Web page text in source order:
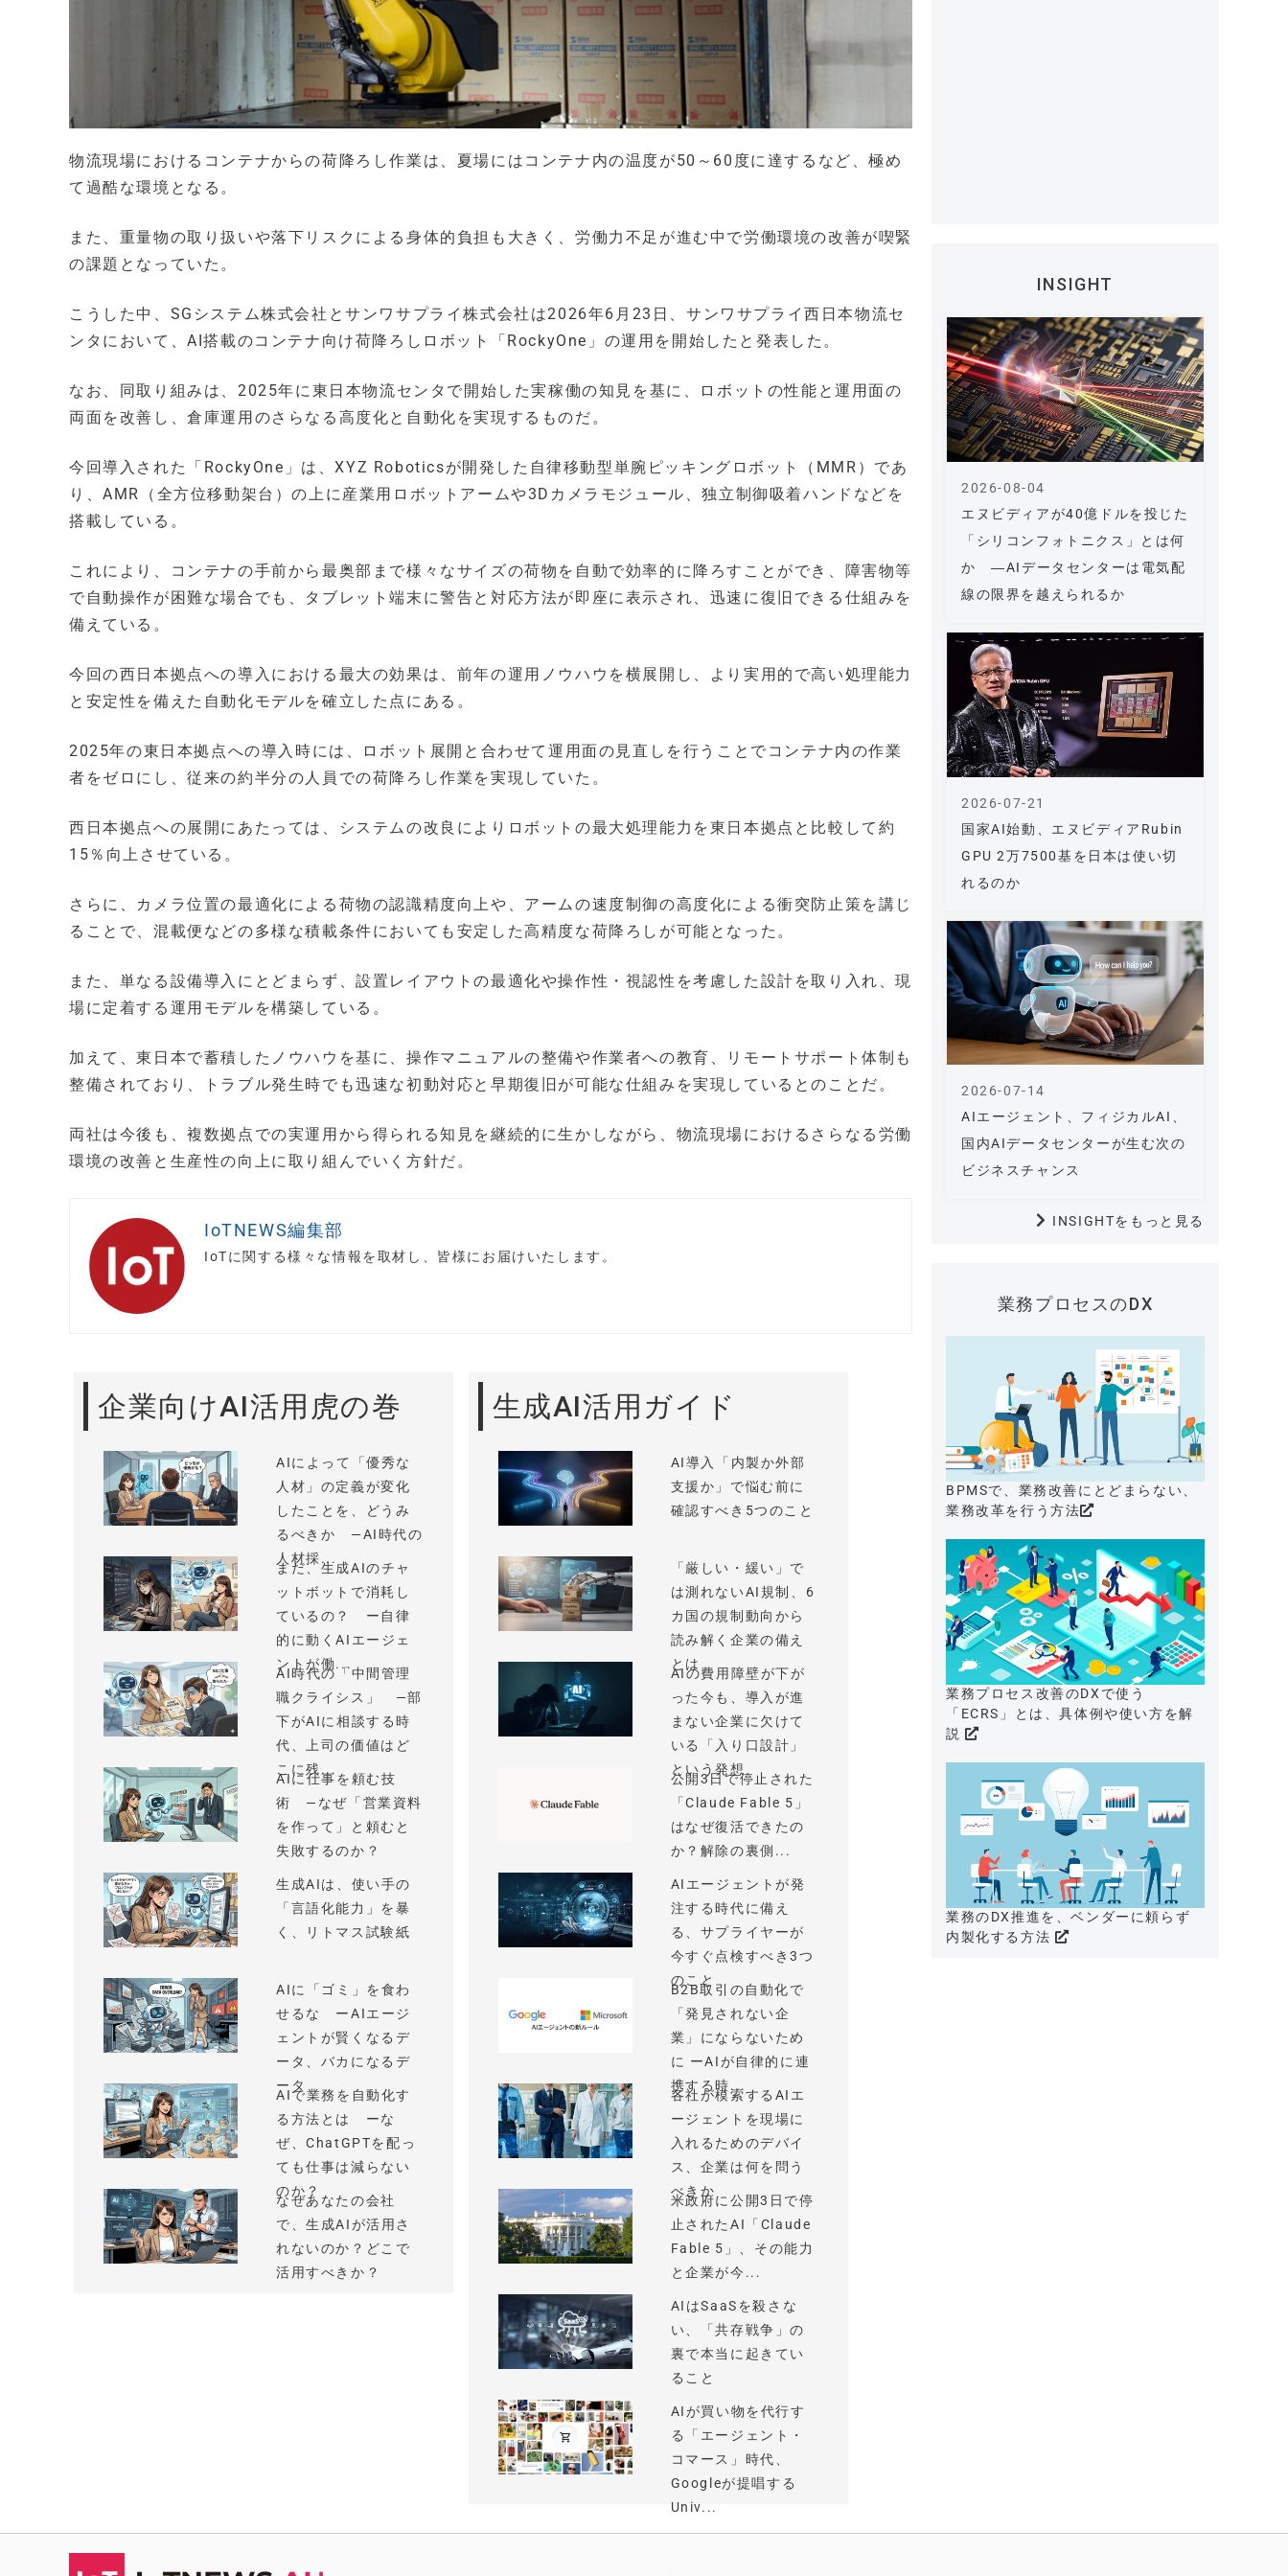
物流現場におけるコンテナからの荷降ろし作業は、夏場にはコンテナ内の温度が50～60度に達するなど、極め
て過酷な環境となる。
また、重量物の取り扱いや落下リスクによる身体的負担も大きく、労働力不足が進む中で労働環境の改善が喫緊
の課題となっていた。
こうした中、SGシステム株式会社とサンワサプライ株式会社は2026年6月23日、サンワサプライ西日本物流セ
ンタにおいて、AI搭載のコンテナ向け荷降ろしロボット「RockyOne」の運用を開始したと発表した。
なお、同取り組みは、2025年に東日本物流センタで開始した実稼働の知見を基に、ロボットの性能と運用面の
両面を改善し、倉庫運用のさらなる高度化と自動化を実現するものだ。
今回導入された「RockyOne」は、XYZ Roboticsが開発した自律移動型単腕ピッキングロボット（MMR）であ
り、AMR（全方位移動架台）の上に産業用ロボットアームや3Dカメラモジュール、独立制御吸着ハンドなどを
搭載している。
これにより、コンテナの手前から最奥部まで様々なサイズの荷物を自動で効率的に降ろすことができ、障害物等
で自動操作が困難な場合でも、タブレット端末に警告と対応方法が即座に表示され、迅速に復旧できる仕組みを
備えている。
今回の西日本拠点への導入における最大の効果は、前年の運用ノウハウを横展開し、より実用的で高い処理能力
と安定性を備えた自動化モデルを確立した点にある。
2025年の東日本拠点への導入時には、ロボット展開と合わせて運用面の見直しを行うことでコンテナ内の作業
者をゼロにし、従来の約半分の人員での荷降ろし作業を実現していた。
西日本拠点への展開にあたっては、システムの改良によりロボットの最大処理能力を東日本拠点と比較して約
15％向上させている。
さらに、カメラ位置の最適化による荷物の認識精度向上や、アームの速度制御の高度化による衝突防止策を講じ
ることで、混載便などの多様な積載条件においても安定した高精度な荷降ろしが可能となった。
また、単なる設備導入にとどまらず、設置レイアウトの最適化や操作性・視認性を考慮した設計を取り入れ、現
場に定着する運用モデルを構築している。
加えて、東日本で蓄積したノウハウを基に、操作マニュアルの整備や作業者への教育、リモートサポート体制も
整備されており、トラブル発生時でも迅速な初動対応と早期復旧が可能な仕組みを実現しているとのことだ。
両社は今後も、複数拠点での実運用から得られる知見を継続的に生かしながら、物流現場におけるさらなる労働
環境の改善と生産性の向上に取り組んでいく方針だ。
IoTNEWS編集部
IoTに関する様々な情報を取材し、皆様にお届けいたします。
企業向けAI活用虎の巻
AIによって「優秀な
人材」の定義が変化
したことを、どうみ
るべきか —AI時代の
人材採...
まだ、生成AIのチャ
ットボットで消耗し
ているの？ ー自律
的に動くAIエージェ
ントが働...
AI時代の「中間管理
職クライシス」 —部
下がAIに相談する時
代、上司の価値はど
こに残...
AIに仕事を頼む技
術 —なぜ「営業資料
を作って」と頼むと
失敗するのか？
生成AIは、使い手の
「言語化能力」を暴
く、リトマス試験紙
AIに「ゴミ」を食わ
せるな ーAIエージ
ェントが賢くなるデ
ータ、バカになるデ
ータ
AIで業務を自動化す
る方法とは ーな
ぜ、ChatGPTを配っ
ても仕事は減らない
のか？
なぜあなたの会社
で、生成AIが活用さ
れないのか？どこで
活用すべきか？
生成AI活用ガイド
AI導入「内製か外部
支援か」で悩む前に
確認すべき5つのこと
「厳しい・緩い」で
は測れないAI規制、6
カ国の規制動向から
読み解く企業の備え
とは
AIの費用障壁が下が
った今も、導入が進
まない企業に欠けて
いる「入り口設計」
という発想
公開3日で停止された
「Claude Fable 5」
はなぜ復活できたの
か？解除の裏側...
AIエージェントが発
注する時代に備え
る、サプライヤーが
今すぐ点検すべき3つ
のこと
B2B取引の自動化で
「発見されない企
業」にならないため
に ーAIが自律的に連
携する時...
各社が模索するAIエ
ージェントを現場に
入れるためのデバイ
ス、企業は何を問う
べきか
米政府に公開3日で停
止されたAI「Claude
Fable 5」、その能力
と企業が今...
AIはSaaSを殺さな
い、「共存戦争」の
裏で本当に起きてい
ること
AIが買い物を代行す
る「エージェント・
コマース」時代、
Googleが提唱する
Univ...
INSIGHT
エヌビディアが40億ドルを投じた
「シリコンフォトニクス」とは何
か ―AIデータセンターは電気配
線の限界を越えられるか
2026-08-04
国家AI始動、エヌビディアRubin
GPU 2万7500基を日本は使い切
れるのか
2026-07-21
AIエージェント、フィジカルAI、
国内AIデータセンターが生む次の
ビジネスチャンス
2026-07-14
INSIGHTをもっと見る
業務プロセスのDX
BPMSで、業務改善にとどまらない、
業務改革を行う方法
業務プロセス改善のDXで使う
「ECRS」とは、具体例や使い方を解
説
業務のDX推進を、ベンダーに頼らず
内製化する方法